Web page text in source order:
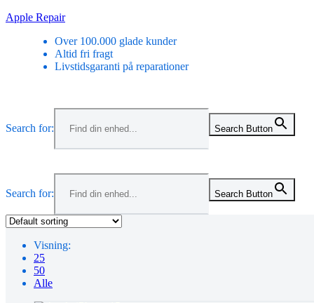
Skip
Apple Repair
Over 100.000 glade kunder
Altid fri fragt
Livstidsgaranti på reparationer
Search for: Search Button
Search for: Search Button
Visning:
25
50
Alle